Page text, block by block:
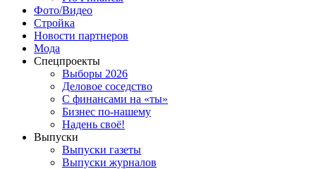
Фото/Видео
Стройка
Новости партнеров
Мода
Спецпроекты
Выборы 2026
Деловое соседство
С финансами на «ты»
Бизнес по-нашему
Надень своё!
Выпуски
Выпуски газеты
Выпуски журналов